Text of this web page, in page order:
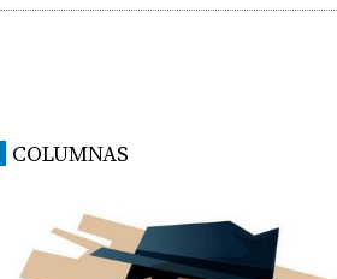
COLUMNAS